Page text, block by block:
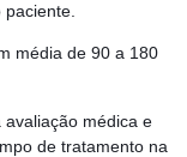
média de 90 a 180
médica e
de tratamento na